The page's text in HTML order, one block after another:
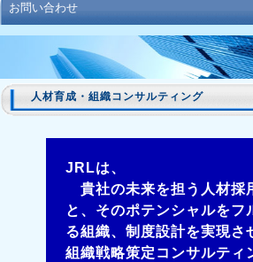
お問い合わせ
人材育成・組織コンサルティング
JRLは、
貴社の未来を担う人材採
と、そのポテンシャルをフ
る組織、制度設計を実現さ
組織戦略策定コンサルティ